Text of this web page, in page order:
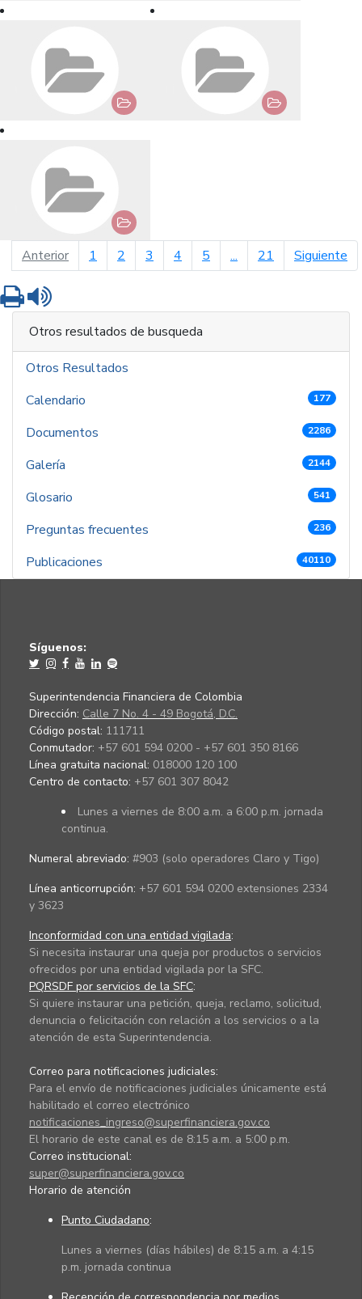
Anteriorpágina anterior
1 2 3 4 5 ... 21 Siguiente
Imprimir
Otros resultados de busqueda
Otros Resultados
Calendario
177
Documentos 2286
Galería 2144
Glosario 541
Preguntas frecuentes 236
Publicaciones 40110
Síguenos:
Superintendencia Financiera de Colombia
Dirección: Calle 7 No. 4 - 49 Bogotá, D.C.
Código postal: 111711
Conmutador: +57 601 594 0200 - +57 601 350 8166
Línea gratuita nacional: 018000 120 100
Centro de contacto: +57 601 307 8042
Lunes a viernes de 8:00 a.m. a 6:00 p.m. jornada
continua.
Numeral abreviado: #903 (solo operadores Claro y Tigo)
Línea anticorrupción: +57 601 594 0200 extensiones 2334
y 3623
Inconformidad con una entidad vigilada:
Si necesita instaurar una queja por productos o servicios
ofrecidos por una entidad vigilada por la SFC.
PQRSDF por servicios de la SFC:
Si quiere instaurar una petición, queja, reclamo, solicitud,
denuncia o felicitación con relación a los servicios o a la
atención de esta Superintendencia.
Correo para notificaciones judiciales:
Para el envío de notificaciones judiciales únicamente está
habilitado el correo electrónico
notificaciones_ingreso@superfinanciera.gov.co
El horario de este canal es de 8:15 a.m. a 5:00 p.m.
Correo institucional:
super@superfinanciera.gov.co
Horario de atención
Punto Ciudadano:
Lunes a viernes (días hábiles) de 8:15 a.m. a 4:15
p.m. jornada continua